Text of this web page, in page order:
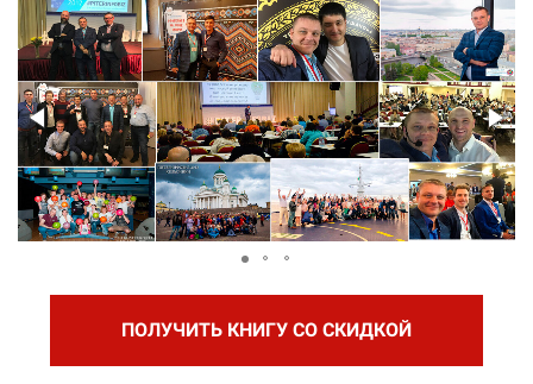
ПОЛУЧИТЬ КНИГУ СО СКИДКОЙ